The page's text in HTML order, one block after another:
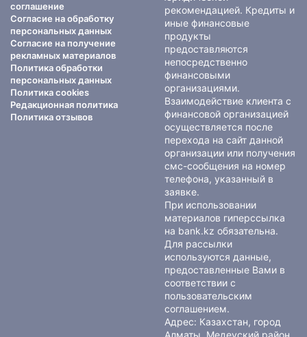
соглашение
Согласие на обработку
персональных данных
Согласие на получение
рекламных материалов
Политика обработки
персональных данных
Политика cookies
Редакционная политика
Политика отзывов
рекомендацией. Кредиты и
иные финансовые
продукты
предоставляются
непосредственно
финансовыми
организациями.
Взаимодействие клиента с
финансовой организацией
осуществляется после
перехода на сайт данной
организации или получения
смс-сообщения на номер
телефона, указанный в
заявке.
При использовании
материалов гиперссылка
на bank.kz обязательна.
Для рассылки
используются данные,
предоставленные Вами в
соответствии с
пользовательским
соглашением.
Адрес: Казахстан, город